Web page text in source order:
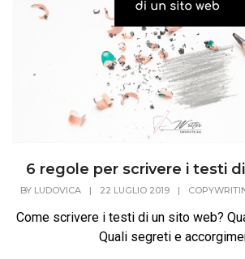
6 regole per scrivere i testi
BY LUDOVICA | 22 LUGLIO 2019 |
Come scrivere i testi di un sito web?
Quali segreti e